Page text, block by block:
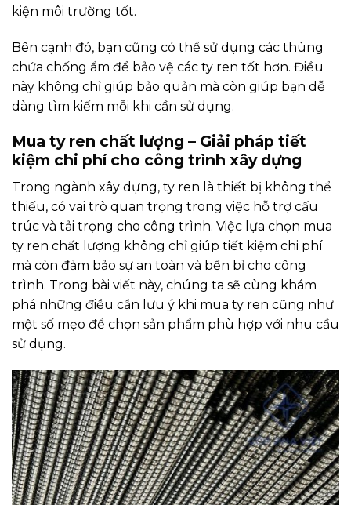
kiện môi trường tốt.
Bên cạnh đó, bạn cũng có thể sử dụng các thùng
chứa chống ẩm để bảo vệ các ty ren tốt hơn. Điều
này không chỉ giúp bảo quản mà còn giúp bạn dễ
dàng tìm kiếm mỗi khi cần sử dụng.
Mua ty ren chất lượng – Giải pháp tiết
kiệm chi phí cho công trình xây dựng
Trong ngành xây dựng, ty ren là thiết bị không thể
thiếu, có vai trò quan trọng trong việc hỗ trợ cấu
trúc và tải trọng cho công trình. Việc lựa chọn mua
ty ren chất lượng không chỉ giúp tiết kiệm chi phí
mà còn đảm bảo sự an toàn và bền bỉ cho công
trình. Trong bài viết này, chúng ta sẽ cùng khám
phá những điều cần lưu ý khi mua ty ren cũng như
một số mẹo để chọn sản phẩm phù hợp với nhu cầu
sử dụng.